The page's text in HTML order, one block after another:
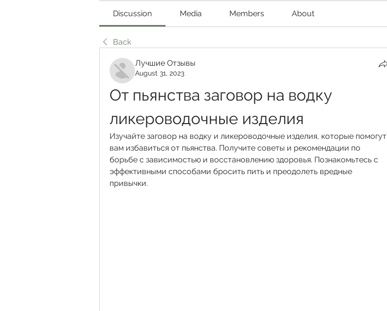
Discussion Media Members About
Back
Лучшие Отзывы
August 31, 2023
От пьянства заговор на водку
ликероводочные изделия
Изучайте заговор на водку и ликероводочные изделия, которые помогут
вам избавиться от пьянства. Получите советы и рекомендации по
борьбе с зависимостью и восстановлению здоровья. Познакомьтесь с
эффективными способами бросить пить и преодолеть вредные
привычки.